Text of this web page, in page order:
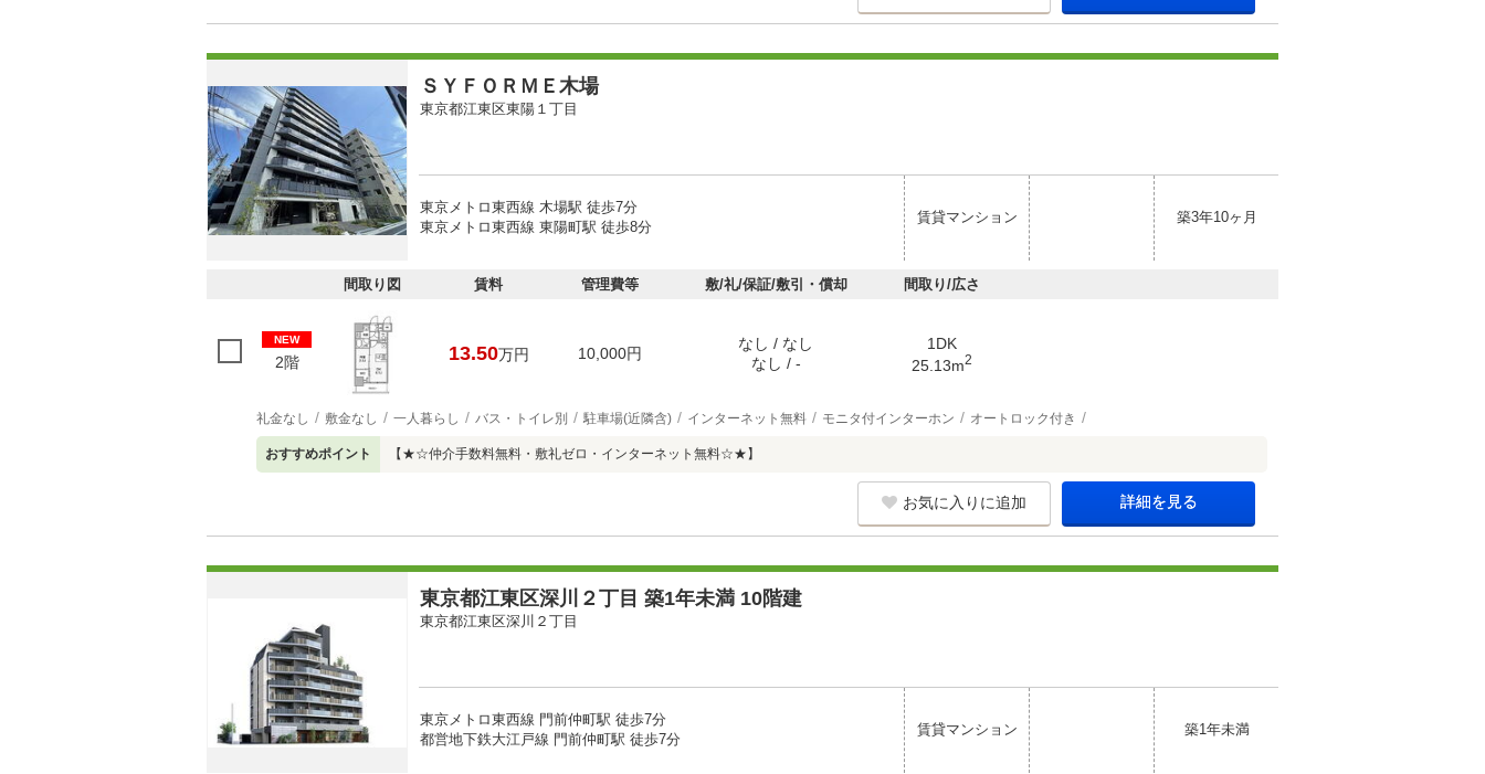
ＳＹＦＯＲＭＥ木場
東京都江東区東陽１丁目
東京メトロ東西線 木場駅 徒歩7分
東京メトロ東西線 東陽町駅 徒歩8分
賃貸マンション 築3年10ヶ月
間取り図 賃料 管理費等 敷/礼/保証/敷引・償却 間取り/広さ
NEW
2階 13.50万円 10,000円
なし / なし
なし / -
1DK
25.13m2
礼金なし 敷金なし 一人暮らし バス・トイレ別 駐車場(近隣含) インターネット無料 モニタ付インターホン オートロック付き
おすすめポイント 【★☆仲介手数料無料・敷礼ゼロ・インターネット無料☆★】
お気に入りに追加 詳細を見る
東京都江東区深川２丁目 築1年未満 10階建
東京都江東区深川２丁目
東京メトロ東西線 門前仲町駅 徒歩7分
都営地下鉄大江戸線 門前仲町駅 徒歩7分
賃貸マンション 築1年未満